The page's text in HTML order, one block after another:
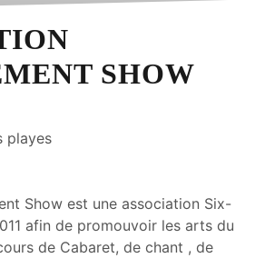
SHOW
playes
Show est une association Six-
afin de promouvoir les arts du
de Cabaret, de chant , de